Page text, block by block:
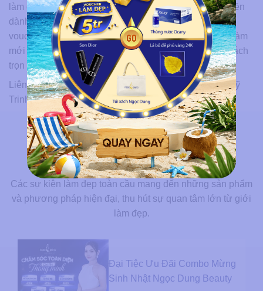
làm đẹp đỉnh cao tạiNgọc Dung . Đừng bỏ lỡ đặc quyền
dành riêng cho hội viên SkyJoy, hãy mở app và đổi
voucher ngay hôm nay để chủ động chăm sóc làn da, làm
mới năng lượng và khởi đầu hành trình làm đẹp một cách
trọn vẹn nhất.
Liên hệ hợp tác Ngọc Dung Beauty: 0902 540 822 – Mỹ
Trinh
BÀI VIẾT LIÊN QUAN
Các sự kiện làm đẹp toàn cầu mang đến những sản phẩm
và phương pháp hiện đại, thu hút sự quan tâm lớn từ giới
làm đẹp.
Đại Tiệc Ưu Đãi Combo Mừng
Sinh Nhật Ngọc Dung Beauty